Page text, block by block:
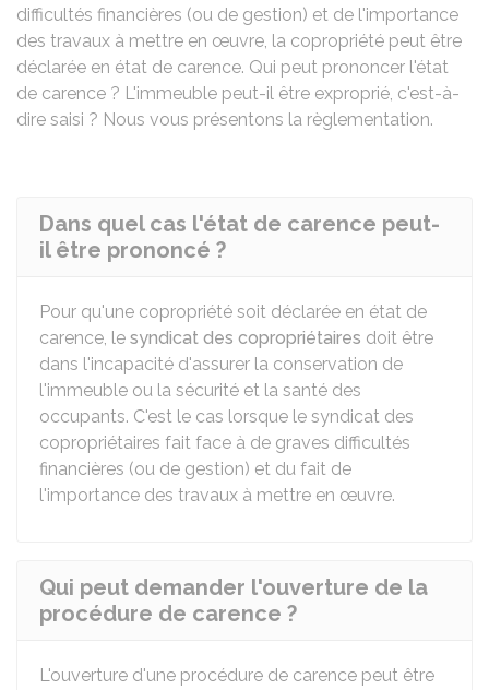
difficultés financières (ou de gestion) et de l'importance
des travaux à mettre en œuvre, la copropriété peut être
déclarée en état de carence. Qui peut prononcer l'état
de carence ? L'immeuble peut-il être exproprié, c'est-à-
dire saisi ? Nous vous présentons la règlementation.
Dans quel cas l'état de carence peut-
il être prononcé ?
Pour qu'une copropriété soit déclarée en état de
carence, le syndicat des copropriétaires doit être
dans l'incapacité d'assurer la conservation de
l'immeuble ou la sécurité et la santé des
occupants. C'est le cas lorsque le syndicat des
copropriétaires fait face à de graves difficultés
financières (ou de gestion) et du fait de
l'importance des travaux à mettre en œuvre.
Qui peut demander l'ouverture de la
procédure de carence ?
L'ouverture d'une procédure de carence peut être